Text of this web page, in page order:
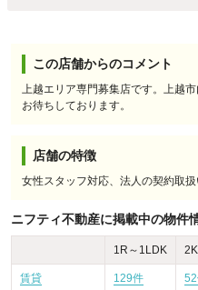
この店舗からのコメント
上越エリア専門募集店です。上越
お待ちしております。
店舗の特徴
女性スタッフ対応、法人の契約取
ニフティ不動産に掲載中の物件
1R～1LDK
賃貸 129件